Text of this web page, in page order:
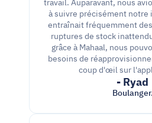
travail. Auparavant, nous
à suivre précisément notre
entraînait fréquemment
ruptures de stock
grâce à Mahaal, nous
besoins de
coup d'œil sur
- Ryad
Boulanger.